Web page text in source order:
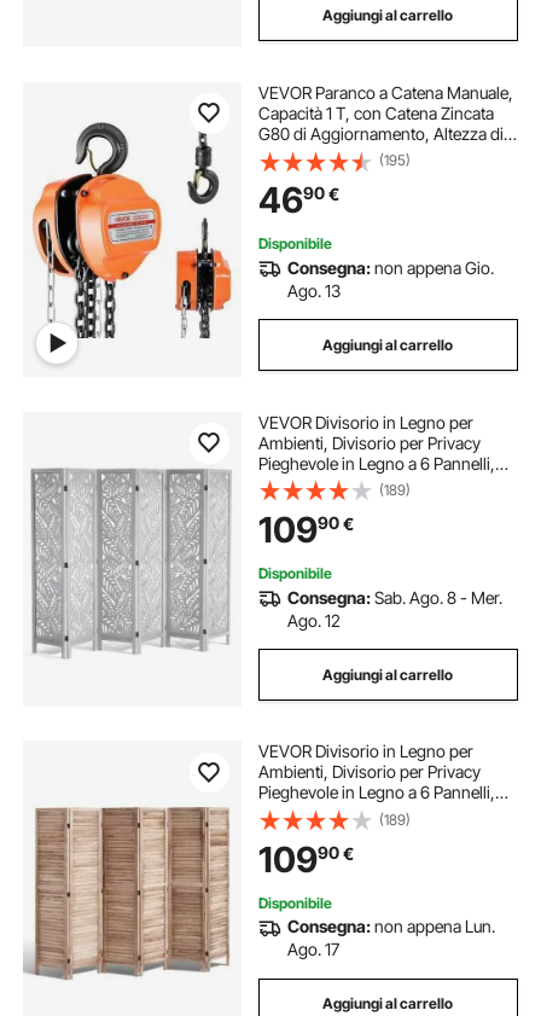
Aggiungi al carrello
VEVOR Paranco a Catena Manuale,
Capacità 1 T, con Catena Zincata
G80 di Aggiornamento, Altezza di
Sollevamento 6 m, Paranco a
Puleggia per Macchinari
Automobilistici da Magazzino,
Arancione
(195)
4690€
Disponibile
Consegna:non appena Gio.
Ago. 13
Aggiungi al carrello
VEVOR Divisorio in Legno per
Ambienti, Divisorio per Privacy
Pieghevole in Legno a 6 Pannelli,
Divisorio per Persiane per Interni
Alto 1700 mm, Divisorio Decorativo
Portatile per Separazione, Bianco
(189)
10990€
Disponibile
Consegna:Sab. Ago. 8 - Mer.
Ago. 12
Aggiungi al carrello
VEVOR Divisorio in Legno per
Ambienti, Divisorio per Privacy
Pieghevole in Legno a 6 Pannelli,
Divisorio per Persiane per Interni
Alto 1700 mm, Divisorio Decorativo
Portatile, per Separazione Spazio
(189)
10990€
Disponibile
Consegna:non appena Lun.
Ago. 17
Aggiungi al carrello